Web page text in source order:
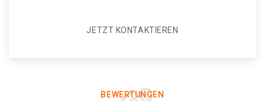
JETZT KONTAKTIEREN
BEWERTUNGEN